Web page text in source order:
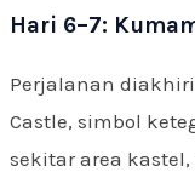
Hari 6–7:
Perjalanan
Castle, simbol
sekitar area